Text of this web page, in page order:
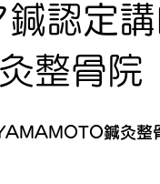
認定
整骨院
鍼灸整